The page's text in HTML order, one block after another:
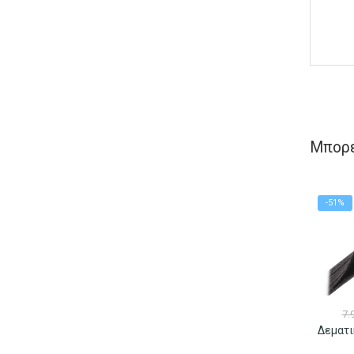
-51%